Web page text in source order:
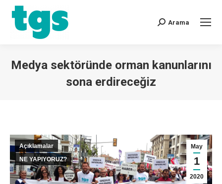
Arama
Medya sektöründe orman kanunlarını
sona erdireceğiz
May
1
2020
Açıklamalar
NE YAPIYORUZ?